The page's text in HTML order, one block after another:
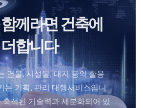
께라면 건축에
합니다
건물, 시설물, 대지 등의 활용
는 기획, 관리 대행서비스입니
축적된 기술력과 세분화되어 있